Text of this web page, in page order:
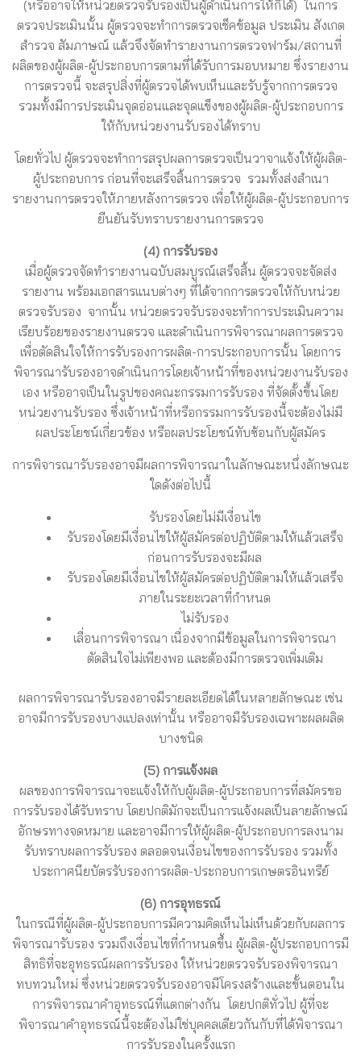
(หรืออาจให้หน่วยตรวจรับรองเป็นผู้ดำเนินการให้ก็ได้) ในการ
ตรวจประเมินนั้น ผู้ตรวจจะทำการตรวจเช็คข้อมูล ประเมิน สังเกต
สำรวจ สัมภาษณ์ แล้วจึงจัดทำรายงานการตรวจฟาร์ม/สถานที่
ผลิตของผู้ผลิต-ผู้ประกอบการตามที่ได้รับการมอบหมาย ซึ่งรายงาน
การตรวจนี้ จะสรุปสิ่งที่ผู้ตรวจได้พบเห็นและรับรู้จากการตรวจ
รวมทั้งมีการประเมินจุดอ่อนและจุดแข็งของผู้ผลิต-ผู้ประกอบการ
ให้กับหน่วยงานรับรองได้ทราบ
โดยทั่วไป ผู้ตรวจจะทำการสรุปผลการตรวจเป็นวาจาแจ้งให้ผู้ผลิต-
ผู้ประกอบการ ก่อนที่จะเสร็จสิ้นการตรวจ รวมทั้งส่งสำเนา
รายงานการตรวจให้ภายหลังการตรวจ เพื่อให้ผู้ผลิต-ผู้ประกอบการ
ยืนยันรับทราบรายงานการตรวจ
(4) การรับรอง
เมื่อผู้ตรวจจัดทำรายงานฉบับสมบูรณ์เสร็จสิ้น ผู้ตรวจจะจัดส่ง
รายงาน พร้อมเอกสารแนบต่างๆ ที่ได้จากการตรวจให้กับหน่วย
ตรวจรับรอง จากนั้น หน่วยตรวจรับรองจะทำการประเมินความ
เรียบร้อยของรายงานตรวจ และดำเนินการพิจารณาผลการตรวจ
เพื่อตัดสินใจให้การรับรองการผลิต-การประกอบการนั้น โดยการ
พิจารณารับรองอาจดำเนินการโดยเจ้าหน้าที่ของหน่วยงานรับรอง
เอง หรืออาจเป็นในรูปของคณะกรรมการรับรอง ที่จัดตั้งขึ้นโดย
หน่วยงานรับรอง ซึ่งเจ้าหน้าที่หรือกรรมการรับรองนี้จะต้องไม่มี
ผลประโยชน์เกี่ยวข้อง หรือผลประโยชน์ทับซ้อนกับผู้สมัคร
การพิจารณารับรองอาจมีผลการพิจารณาในลักษณะหนึ่งลักษณะ
ใดดังต่อไปนี้
รับรองโดยไม่มีเงื่อนไข
รับรองโดยมีเงื่อนไขให้ผู้สมัครต่อปฏิบัติตามให้แล้วเสร็จ
ก่อนการรับรองจะมีผล
รับรองโดยมีเงื่อนไขให้ผู้สมัครต่อปฏิบัติตามให้แล้วเสร็จ
ภายในระยะเวลาที่กำหนด
ไม่รับรอง
เลื่อนการพิจารณา เนื่องจากมีข้อมูลในการพิจารณา
ตัดสินใจไม่เพียงพอ และต้องมีการตรวจเพิ่มเติม
ผลการพิจารณารับรองอาจมีรายละเอียดได้ในหลายลักษณะ เช่น
อาจมีการรับรองบางแปลงเท่านั้น หรืออาจมีรับรองเฉพาะผลผลิต
บางชนิด
(5) การแจ้งผล
ผลของการพิจารณาจะแจ้งให้กับผู้ผลิต-ผู้ประกอบการที่สมัครขอ
การรับรองได้รับทราบ โดยปกติมักจะเป็นการแจ้งผลเป็นลายลักษณ์
อักษรทางจดหมาย และอาจมีการให้ผู้ผลิต-ผู้ประกอบการลงนาม
รับทราบผลการรับรอง ตลอดจนเงื่อนไขของการรับรอง รวมทั้ง
ประกาศนียบัตรรับรองการผลิต-ประกอบการเกษตรอินทรีย์
(6) การอุทธรณ์
ในกรณีที่ผู้ผลิต-ผู้ประกอบการมีความคิดเห็นไม่เห็นด้วยกับผลการ
พิจารณารับรอง รวมถึงเงื่อนไขที่กำหนดขึ้น ผู้ผลิต-ผู้ประกอบการมี
สิทธิที่จะอุทธรณ์ผลการรับรอง ให้หน่วยตรวจรับรองพิจารณา
ทบทวนใหม่ ซึ่งหน่วยตรวจรับรองอาจมีโครงสร้างและขั้นตอนใน
การพิจารณาคำอุทธรณ์ที่แตกต่างกัน โดยปกติทั่วไป ผู้ที่จะ
พิจารณาคำอุทธรณ์นี้จะต้องไม่ใช่บุคคลเดียวกันกับที่ได้พิจารณา
การรับรองในครั้งแรก